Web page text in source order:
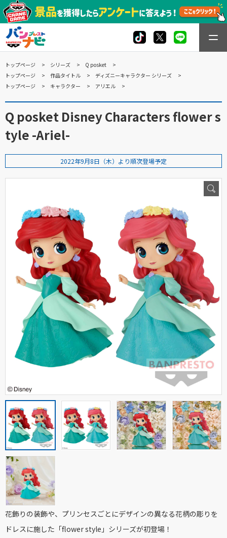
トップページ シリーズ
Q posket
トップページ
作品タイトル
ディズニーキャラクター シリーズ
トップページ
キャラクター アリエル
Q posket Disney Characters flower s
tyle -Ariel-
2022年9月8日（木）より順次登場予定
花飾りの装飾や、プリンセスごとにデザインの異なる花柄の彫りを
ドレスに施した「flower style」シリーズが初登場！